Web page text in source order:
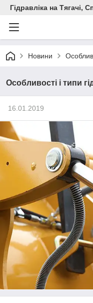
Гідравліка на Тягачі,
Новини
Особливості і типи
16.01.2019